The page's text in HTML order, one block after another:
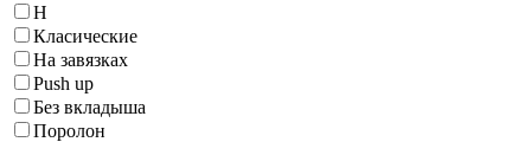
H
Класические
На завязках
Push up
Без вкладыша
Поролон